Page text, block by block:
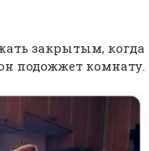
закрытым, когда
подожжет комнату.